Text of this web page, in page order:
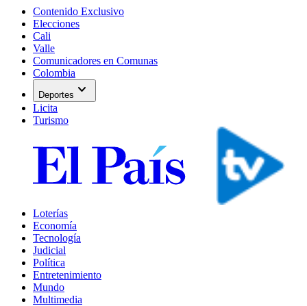
Contenido Exclusivo
Elecciones
Cali
Valle
Comunicadores en Comunas
Colombia
Deportes expand_more
Licita
Turismo
Loterías
Economía
Tecnología
Judicial
Política
Entretenimiento
Mundo
Multimedia